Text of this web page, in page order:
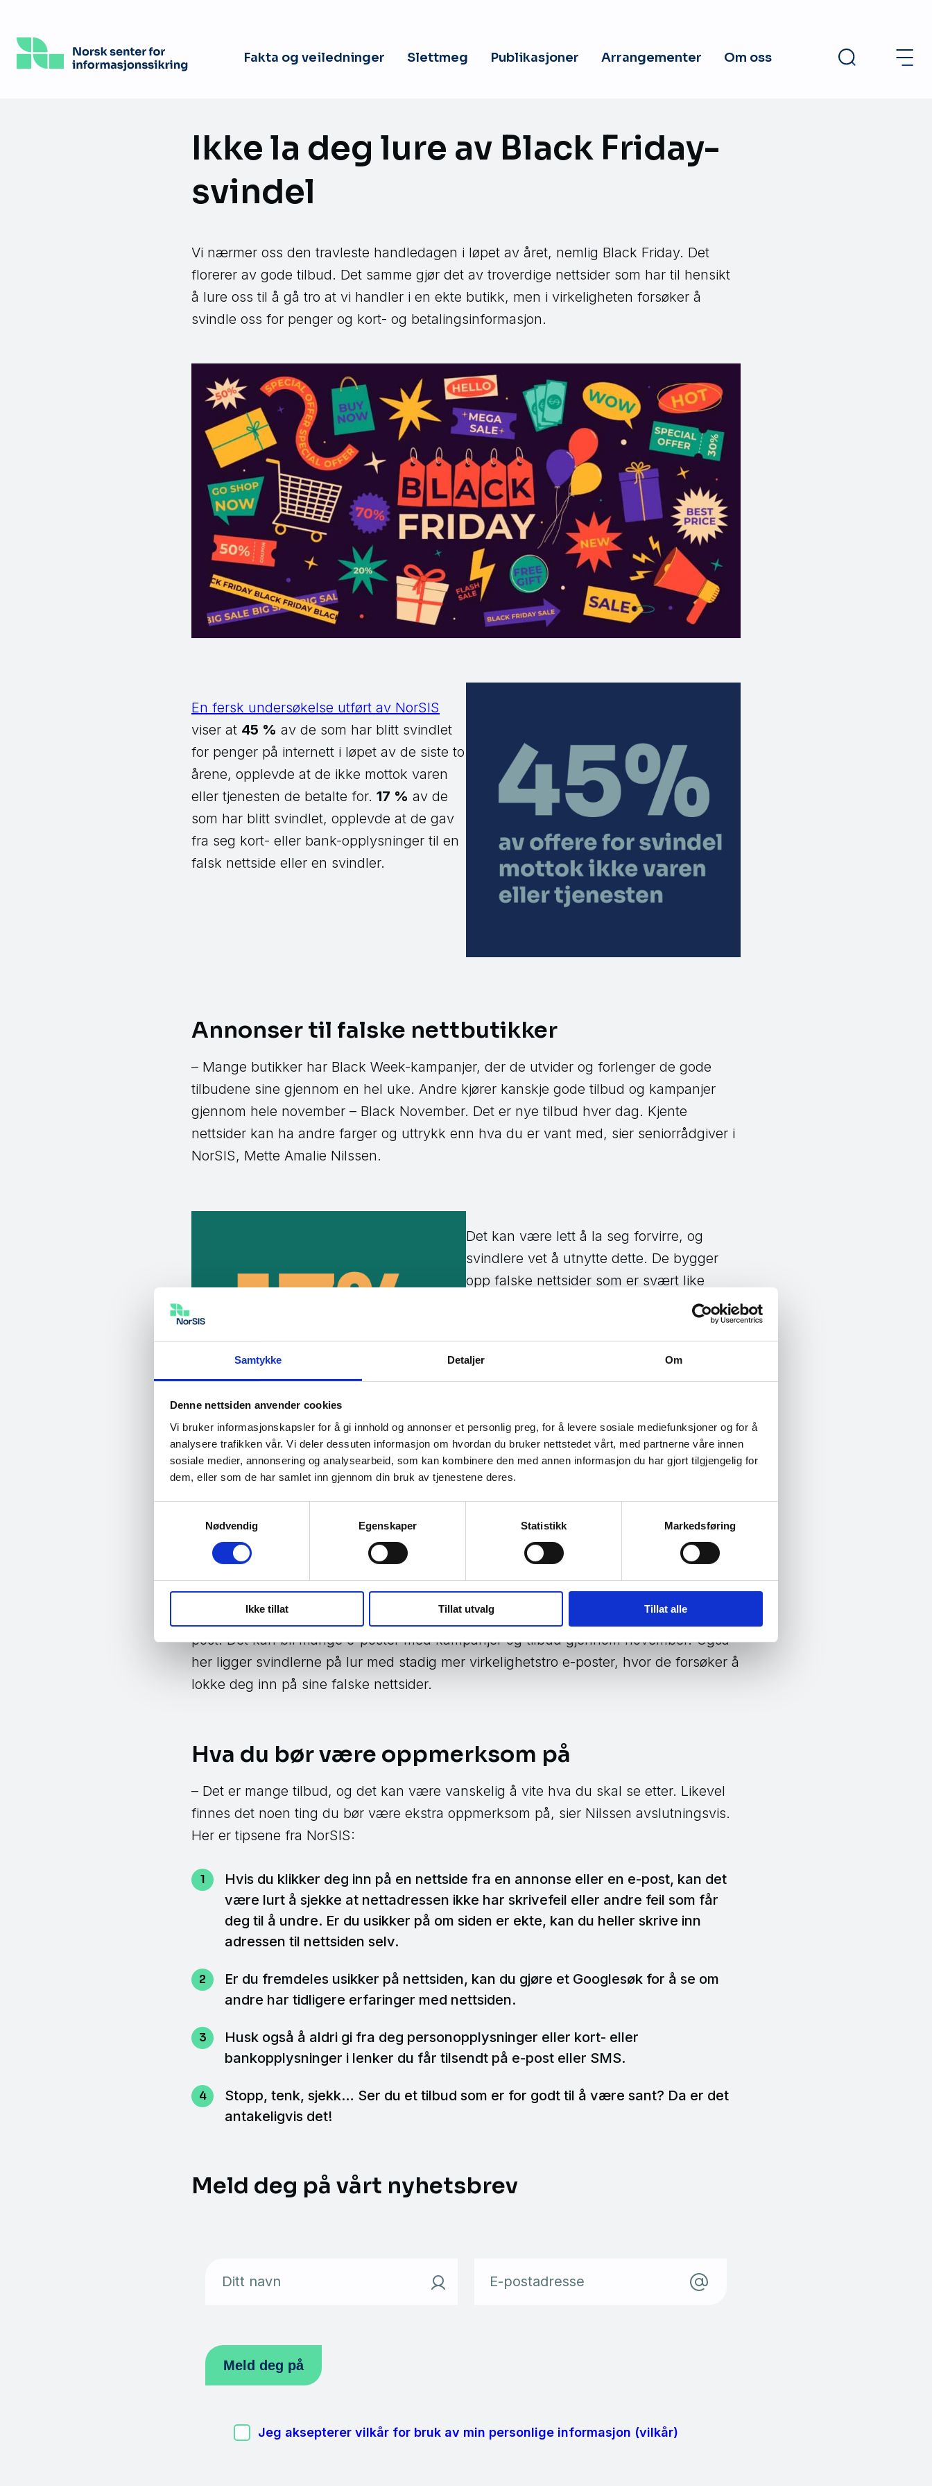
Samtykke Detaljer Om
Denne nettsiden anvender cookies
Vi bruker informasjonskapsler for å gi innhold og annonser et personlig preg, for å levere sosiale mediefunksjoner og for å
analysere trafikken vår. Vi deler dessuten informasjon om hvordan du bruker nettstedet vårt, med partnerne våre innen
sosiale medier, annonsering og analysearbeid, som kan kombinere den med annen informasjon du har gjort tilgjengelig for
dem, eller som de har samlet inn gjennom din bruk av tjenestene deres.
Nødvendig
Egenskaper Statistikk Markedsføring
Ikke tillat Tillat utvalg Tillat alle
hovedinnhold
Fakta og veiledninger Slettmeg Publikasjoner Arrangementer Om oss
Ikke la deg lure av Black Friday-
svindel
Vi nærmer oss den travleste handledagen i løpet av året, nemlig Black Friday. Det
florerer av gode tilbud. Det samme gjør det av troverdige nettsider som har til hensikt
å lure oss til å gå tro at vi handler i en ekte butikk, men i virkeligheten forsøker å
svindle oss for penger og kort- og betalingsinformasjon.
En fersk undersøkelse utført av NorSIS
viser at 45 % av de som har blitt svindlet
for penger på internett i løpet av de siste to
årene, opplevde at de ikke mottok varen
eller tjenesten de betalte for. 17 % av de
som har blitt svindlet, opplevde at de gav
fra seg kort- eller bank-opplysninger til en
falsk nettside eller en svindler.
Annonser til falske nettbutikker
– Mange butikker har Black Week-kampanjer, der de utvider og forlenger de gode
tilbudene sine gjennom en hel uke. Andre kjører kanskje gode tilbud og kampanjer
gjennom hele november – Black November. Det er nye tilbud hver dag. Kjente
nettsider kan ha andre farger og uttrykk enn hva du er vant med, sier seniorrådgiver i
NorSIS, Mette Amalie Nilssen.
Det kan være lett å la seg forvirre, og
svindlere vet å utnytte dette. De bygger
opp falske nettsider som er svært like
originalen, og har som formål å lokke til
ganger kan slike nettsider dukke opp som
forslag i søk. Andre ganger kan du se
Phishingforsøk
En annen måte svindlere forsøker å ramme deg på, er gjennom e-post eller SMS.
Nettbutikker du har handlet i før, sender deg kanskje årets Black Friday-tilbud på e-
post. Det kan bli mange e-poster med kampanjer og tilbud gjennom november. Også
her ligger svindlerne på lur med stadig mer virkelighetstro e-poster, hvor de forsøker å
lokke deg inn på sine falske nettsider.
Hva du bør være oppmerksom på
– Det er mange tilbud, og det kan være vanskelig å vite hva du skal se etter. Likevel
finnes det noen ting du bør være ekstra oppmerksom på, sier Nilssen avslutningsvis.
Her er tipsene fra NorSIS:
Hvis du klikker deg inn på en nettside fra en annonse eller en e-post, kan det
være lurt å sjekke at nettadressen ikke har skrivefeil eller andre feil som får
deg til å undre. Er du usikker på om siden er ekte, kan du heller skrive inn
adressen til nettsiden selv.
Er du fremdeles usikker på nettsiden, kan du gjøre et Googlesøk for å se om
andre har tidligere erfaringer med nettsiden.
Husk også å aldri gi fra deg personopplysninger eller kort- eller
bankopplysninger i lenker du får tilsendt på e-post eller SMS.
Stopp, tenk, sjekk… Ser du et tilbud som er for godt til å være sant? Da er det
antakeligvis det!
Meld deg på vårt nyhetsbrev
Ditt navn E-postadresse
Jeg aksepterer vilkår for bruk av min personlige informasjon (vilkår)